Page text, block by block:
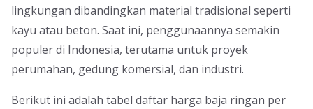
lingkungan dibandingkan material tradisional seperti
kayu atau beton. Saat ini, penggunaannya semakin
populer di Indonesia, terutama untuk proyek
perumahan, gedung komersial, dan industri.
Berikut ini adalah tabel daftar harga baja ringan per